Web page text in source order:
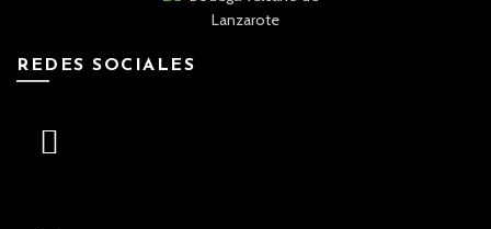
REDES SOCIALES